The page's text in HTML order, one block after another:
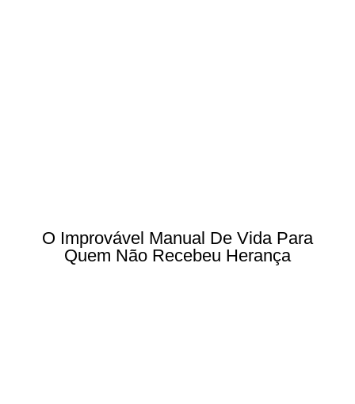
O Improvável Manual De Vida Para
Quem Não Recebeu Herança